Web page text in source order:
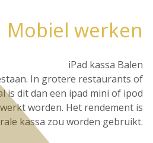
Mobiel werken
iPad kassa Balen
In grotere restaurants of
is dit dan een ipad mini of ipod
worden. Het rendement is
kassa zou worden gebruikt.